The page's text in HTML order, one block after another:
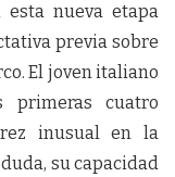
nueva etapa
previa sobre
El joven italiano
cuatro
inusual en la
su capacidad